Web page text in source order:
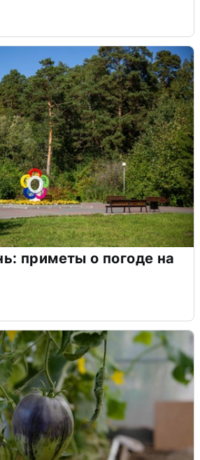
приметы о погоде на